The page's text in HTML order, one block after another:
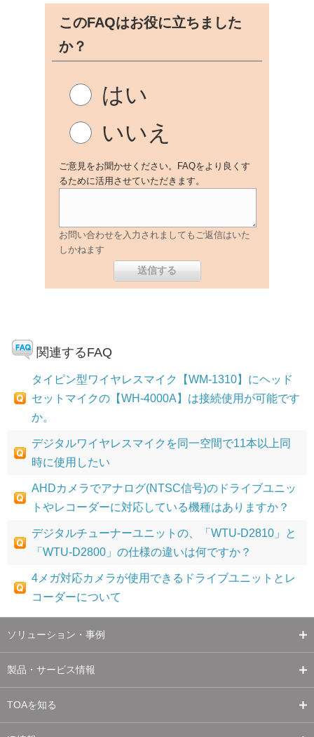
このFAQはお役に立ちました
か？
はい
いいえ
ご意見をお聞かせください。FAQをより良くす
るために活用させていただきます。
お問い合わせを入力されましてもご返信はいた
しかねます
関連するFAQ
タイピン型ワイヤレスマイク【WM-1310】にヘッド
セットマイクの【WH-4000A】は接続使用が可能です
か。
デジタルワイヤレスマイクを同一空間で11本以上同
時に使用したい
AHDカメラでアナログ(NTSC信号)のドライブユニッ
トやレコーダーに対応している機種はありますか？
デジタルチューナーユニットの、「WTU-D2810」と
「WTU-D2800」の仕様の違いは何ですか？
4メガ対応カメラが使用できるドライブユニットとレ
コーダーについて
ソリューション・事例
製品・サービス情報
TOAを知る